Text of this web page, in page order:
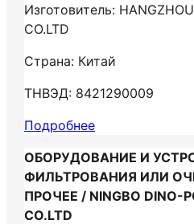
Изготовитель:
CO.LTD
Страна: Китай
ТНВЭД: 8421290009
Подробнее
ОБОРУДОВАНИЕ И
ФИЛЬТРОВАНИЯ ИЛИ
ПРОЧЕЕ / NINGBO DINO-
CO.LTD